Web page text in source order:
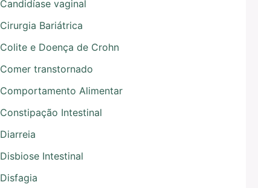
Candidíase vaginal
Cirurgia Bariátrica
Colite e Doença de Crohn
Comer transtornado
Comportamento Alimentar
Constipação Intestinal
Diarreia
Disbiose Intestinal
Disfagia